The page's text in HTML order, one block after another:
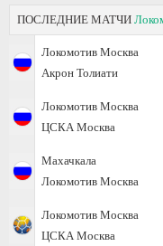
ПОСЛЕДНИЕ МАТЧИ
Локомотив Москва
Акрон Толиати
Локомотив Москва
ЦСКА Москва
Махачкала
Локомотив Москва
Локомотив Москва
ЦСКА Москва